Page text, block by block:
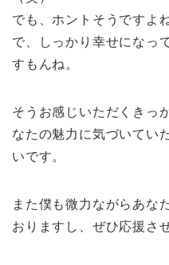
でも、ホントそうですよ
で、しっかり幸せになっ
すもんね。
そうお感じいただくきっ
なたの魅力に気づいてい
いです。
また僕も微力ながらあな
おりますし、ぜひ応援さ